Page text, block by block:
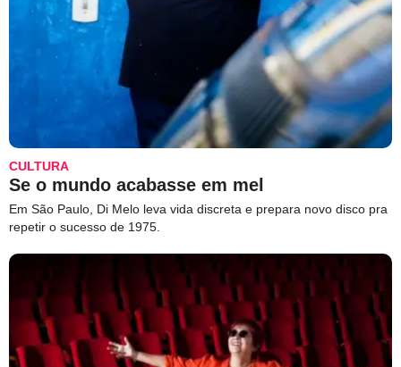
CULTURA
Se o mundo acabasse em mel
Em São Paulo, Di Melo leva vida discreta e prepara novo disco pra
repetir o sucesso de 1975.